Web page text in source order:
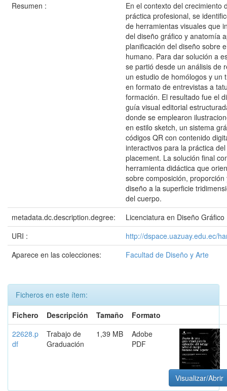
Resumen :
En el contexto del crecimiento
práctica profesional, se
de herramientas visuales que
del diseño gráfico y anatomía
planificación del diseño sobre
humano. Para dar solución a
se partió desde un análisis de
un estudio de homólogos y un
en formato de entrevistas a
formación. El resultado fue el
guía visual editorial
donde se emplearon
en estilo sketch, un sistema
códigos QR con contenido
interactivos para la práctica
placement. La solución final
herramienta didáctica que
sobre composición,
diseño a la superficie
del cuerpo.
metadata.dc.description.degree:
Licenciatura en Diseño Gráfico
URI :
http://dspace.uazuay.edu.ec/
Aparece en las colecciones:
Facultad de Diseño y Arte
Ficheros en este ítem:
Fichero
Descripción Tamaño
Formato
22628.p
df
Trabajo de
Graduación
1,39 MB
Adobe
PDF
Visualizar/Abrir